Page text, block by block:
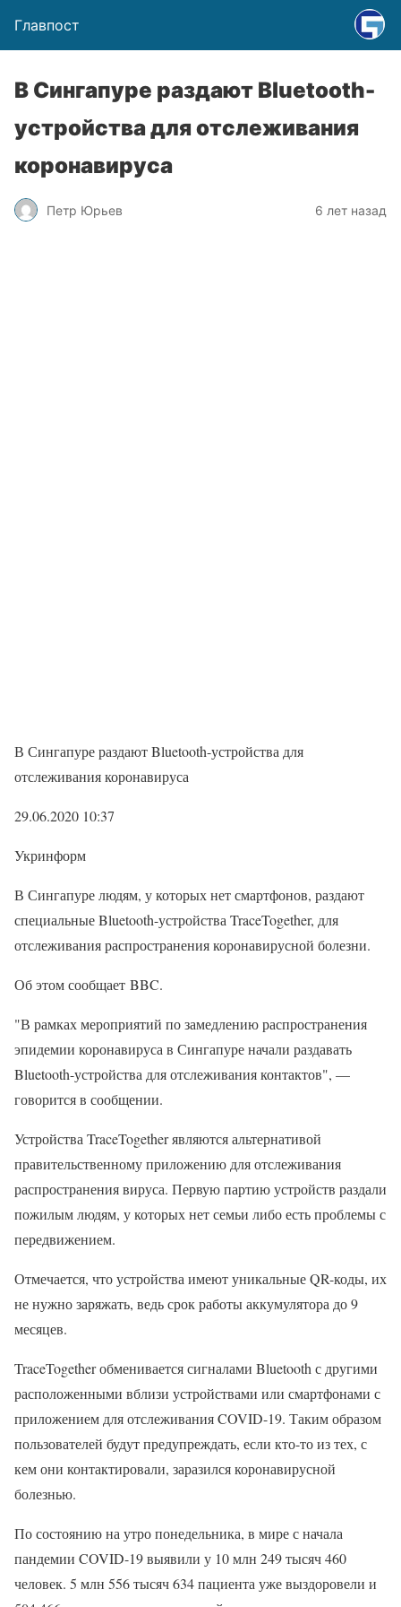
Главпост
В Сингапуре раздают Bluetooth-
устройства для отслеживания
коронавируса
Петр Юрьев 6 лет назад
В Сингапуре раздают Bluetooth-устройства для
отслеживания коронавируса
29.06.2020 10:37
Укринформ
В Сингапуре людям, у которых нет смартфонов, раздают
специальные Bluetooth-устройства TraceTogether, для
отслеживания распространения коронавирусной болезни.
Об этом сообщает BBC.
"В рамках мероприятий по замедлению распространения
эпидемии коронавируса в Сингапуре начали раздавать
Bluetooth-устройства для отслеживания контактов", —
говорится в сообщении.
Устройства TraceTogether являются альтернативой
правительственному приложению для отслеживания
распространения вируса. Первую партию устройств раздали
пожилым людям, у которых нет семьи либо есть проблемы с
передвижением.
Отмечается, что устройства имеют уникальные QR-коды, их
не нужно заряжать, ведь срок работы аккумулятора до 9
месяцев.
TraceTogether обменивается сигналами Bluetooth с другими
расположенными вблизи устройствами или смартфонами с
приложением для отслеживания COVID-19. Таким образом
пользователей будут предупреждать, если кто-то из тех, с
кем они контактировали, заразился коронавирусной
болезнью.
По состоянию на утро понедельника, в мире с начала
пандемии COVID-19 выявили у 10 млн 249 тысяч 460
человек. 5 млн 556 тысяч 634 пациента уже выздоровели и